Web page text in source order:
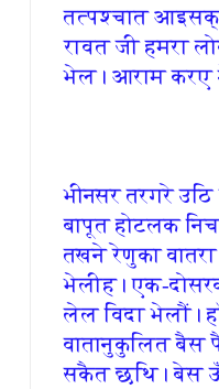
तत्‍पश्चात
रावत जी हमरा
भेल। आराम करए
भीनसर तरगरे
बापूत होटलक
तखने रेणुका
भेलीह। एक-
लेल वि‍दा भेलौं।
वातानुकुलि‍त बैस
सकैत छथि‍। बेस